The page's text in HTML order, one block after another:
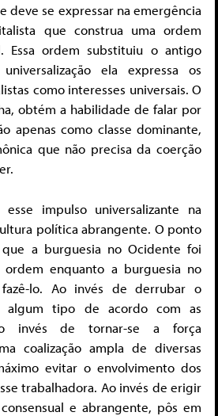
deve se expressar na emergência
que construa uma ordem
Essa ordem substituiu o antigo
ela expressa os
como interesses universais. O
obtém a habilidade de falar por
apenas como classe dominante,
que não precisa da coerção
esse impulso universalizante na
política abrangente. O ponto
a burguesia no Ocidente foi
enquanto a burguesia no
lo. Ao invés de derrubar o
algum tipo de acordo com as
invés de tornar-se a força
coalização ampla de diversas
evitar o envolvimento dos
trabalhadora. Ao invés de erigir
e abrangente, pôs em